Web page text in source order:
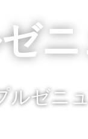
ルゼニ